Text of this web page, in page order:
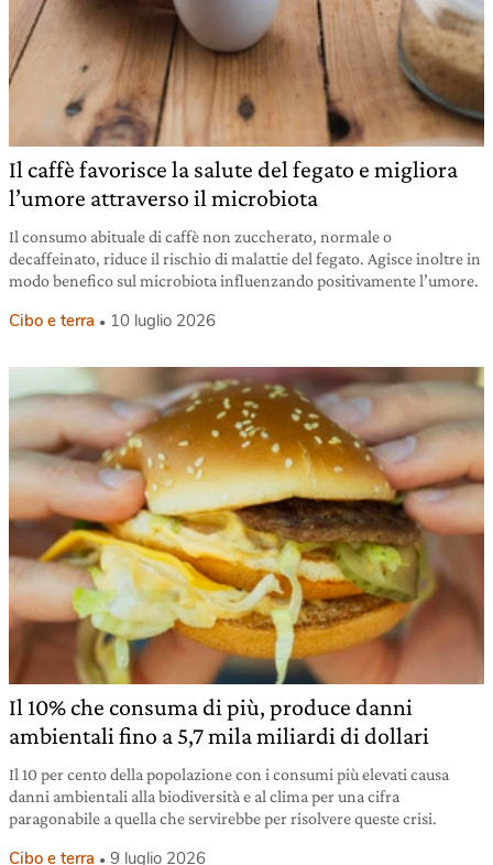
Il caffè favorisce la salute del fegato e migliora
l’umore attraverso il microbiota
Il consumo abituale di caffè non zuccherato, normale o
decaffeinato, riduce il rischio di malattie del fegato. Agisce inoltre in
modo benefico sul microbiota influenzando positivamente l’umore.
Cibo e terra 10 luglio 2026
Il 10% che consuma di più, produce danni
ambientali fino a 5,7 mila miliardi di dollari
Il 10 per cento della popolazione con i consumi più elevati causa
danni ambientali alla biodiversità e al clima per una cifra
paragonabile a quella che servirebbe per risolvere queste crisi.
Cibo e terra 9 luglio 2026